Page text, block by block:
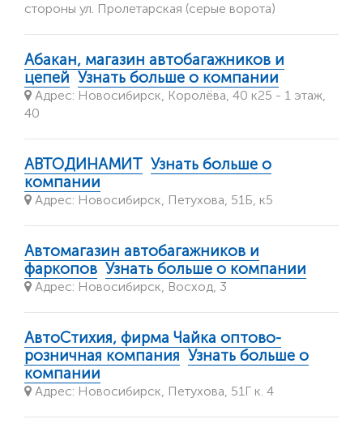
стороны ул. Пролетарская (серые ворота)
Абакан, магазин автобагажников и
цепей Узнать больше о компании
Адрес: Новосибирск, Королёва, 40 к25 - 1 этаж,
40
АВТОДИНАМИТ Узнать больше о
компании
Адрес: Новосибирск, Петухова, 51Б, к5
Автомагазин автобагажников и
фаркопов Узнать больше о компании
Адрес: Новосибирск, Восход, 3
АвтоСтихия, фирма Чайка оптово-
розничная компания Узнать больше о
компании
Адрес: Новосибирск, Петухова, 51Г к. 4